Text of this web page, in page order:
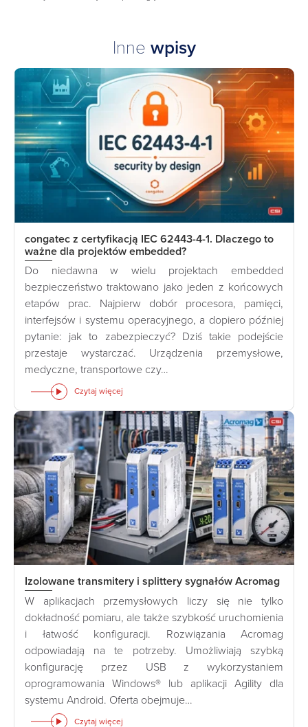
Inne wpisy
congatec z certyfikacją IEC 62443-4-1. Dlaczego to
ważne dla projektów embedded?
Do niedawna w wielu projektach embedded
bezpieczeństwo traktowano jako jeden z końcowych
etapów prac. Najpierw dobór procesora, pamięci,
interfejsów i systemu operacyjnego, a dopiero później
pytanie: jak to zabezpieczyć? Dziś takie podejście
przestaje wystarczać. Urządzenia przemysłowe,
medyczne, transportowe czy…
Czytaj więcej
Izolowane transmitery i splittery sygnałów Acromag
W aplikacjach przemysłowych liczy się nie tylko
dokładność pomiaru, ale także szybkość uruchomienia
i łatwość konfiguracji. Rozwiązania Acromag
odpowiadają na te potrzeby. Umożliwiają szybką
konfigurację przez USB z wykorzystaniem
oprogramowania Windows® lub aplikacji Agility dla
systemu Android. Oferta obejmuje…
Czytaj więcej